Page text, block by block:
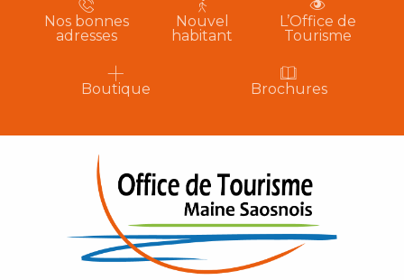
Nos bonnes
adresses
Nouvel
habitant
L’Office de
Tourisme
Boutique Brochures